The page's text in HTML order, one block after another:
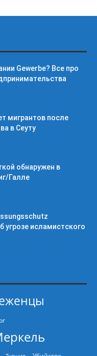
Gewerbe? Все про
мигрантов после
в Сеуту
обнаружен в
Галле
угрозе исламистского